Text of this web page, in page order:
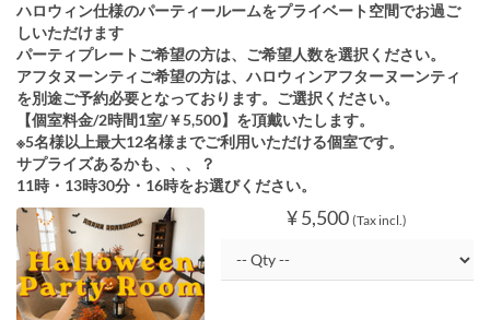
ハロウィン仕様のパーティールームをプライベート空間でお過ご
しいただけます
パーティプレートご希望の方は、ご希望人数を選択ください。
アフタヌーンティご希望の方は、ハロウィンアフターヌーンティ
を別途ご予約必要となっております。ご選択ください。
【個室料金/2時間1室/￥5,500】を頂戴いたします。
※5名様以上最大12名様までご利用いただける個室です。
サプライズあるかも、、、？
11時・13時30分・16時をお選びください。
¥ 5,500 (Tax incl.)